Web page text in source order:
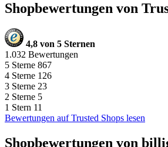
Shopbewertungen von
4,8 von 5 Sternen
1.032 Bewertungen
5 Sterne 867
4 Sterne 126
3 Sterne 23
2 Sterne 5
1 Stern 11
Bewertungen auf Trusted Shops lesen
Shopbewertungen von